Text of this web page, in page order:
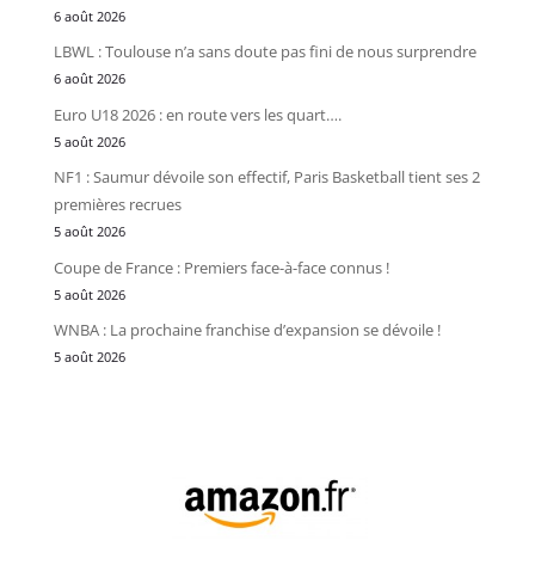
6 août 2026
LBWL : Toulouse n’a sans doute pas fini de nous surprendre
6 août 2026
Euro U18 2026 : en route vers les quart….
5 août 2026
NF1 : Saumur dévoile son effectif, Paris Basketball tient ses 2
premières recrues
5 août 2026
Coupe de France : Premiers face-à-face connus !
5 août 2026
WNBA : La prochaine franchise d’expansion se dévoile !
5 août 2026